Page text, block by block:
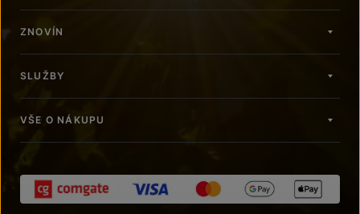
ZNOVÍN
SLUŽBY
VŠE O NÁKUPU